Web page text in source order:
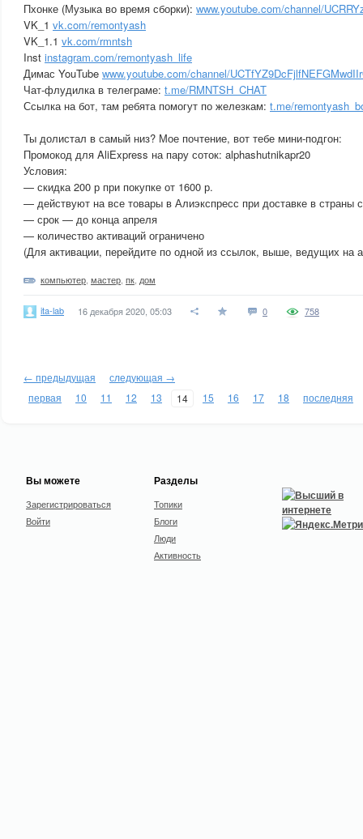
Пхонке (Музыка во время сборки): www.youtube.com/channel/
VK_1 vk.com/remontyash
VK_1.1 vk.com/rmntsh
Inst instagram.com/remontyash_life
Димас YouTube www.youtube.com/channel/
Чат-флудилка в телеграме: t.me/RMNTSH_CHAT
Ссылка на бот, там ребята помогут по железкам: t.me/
Ты долистал в самый низ? Мое почтение, вот тебе мини-подгон:
Промокод для AliExpress на пару соток: alphashutnikapr20
Условия:
— скидка 200 р при покупке от 1600 р.
— действуют на все товары в Алиэкспресс при доставке в страны
— срок — до конца апреля
— количество активаций ограничено
(Для активации, перейдите по одной из ссылок, выше, ведущих на
компьютер мастер пк дом
ita-lab 16 декабря 2020, 05:03 0 758
← предыдущая
следующая →
первая
10 11 12 13 14 15 16 17 18 последняя
Вы можете
Зарегистрироваться
Войти
Разделы
Топики
Блоги
Люди
Активность